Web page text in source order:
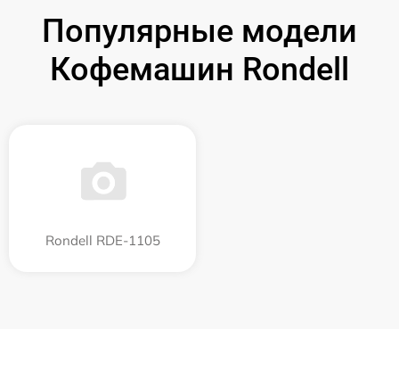
Популярные модели
Кофемашин Rondell
Rondell RDE-1105